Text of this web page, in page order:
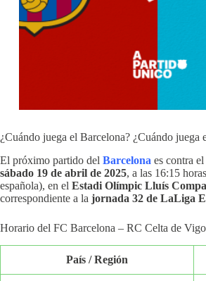
¿Cuándo juega el Barcelona? ¿Cuándo juega
El próximo partido del Barcelona es contra el
sábado 19 de abril de 2025, a las 16:15
española), en el Estadi Olímpic Lluís
correspondiente a la jornada 32 de LaLiga
Horario del FC Barcelona – RC Celta de Vigo
País / Región